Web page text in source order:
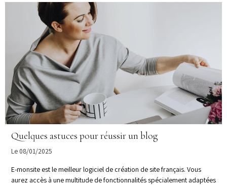
Quelques astuces pour réussir un blog
Le 08/01/2025
E-monsite est le meilleur logiciel de création de site français. Vous
aurez accès à une multitude de fonctionnalités spécialement adaptées